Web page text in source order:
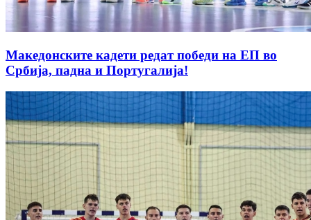
Македонските кадети редат победи на ЕП во
Србија, падна и Португалија!